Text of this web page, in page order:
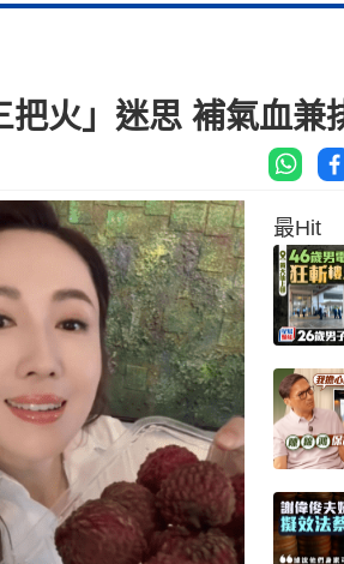
火」迷思 補氣血兼
最Hit